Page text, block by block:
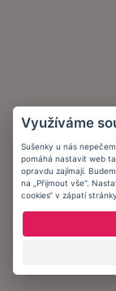
Využíváme
Sušenky u nás
pomáhá nastavit web
opravdu zajímají.
na „Přijmout vše“.
cookies“ v zápatí